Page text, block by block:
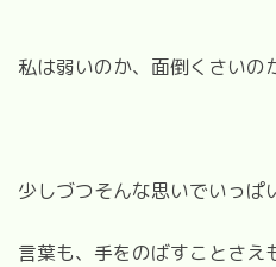
私は弱いのか、面倒くさいの
少しづつそんな思いでいっぱ
言葉も、手をのばすことさえ